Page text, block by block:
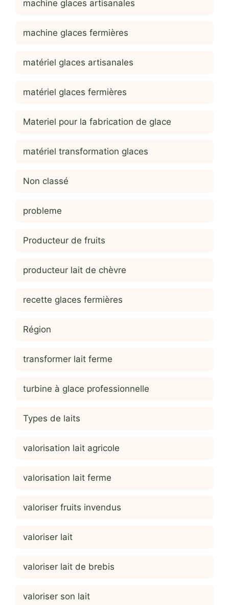
machine glaces artisanales
machine glaces fermières
matériel glaces artisanales
matériel glaces fermières
Materiel pour la fabrication de glace
matériel transformation glaces
Non classé
probleme
Producteur de fruits
producteur lait de chèvre
recette glaces fermières
Région
transformer lait ferme
turbine à glace professionnelle
Types de laits
valorisation lait agricole
valorisation lait ferme
valoriser fruits invendus
valoriser lait
valoriser lait de brebis
valoriser son lait